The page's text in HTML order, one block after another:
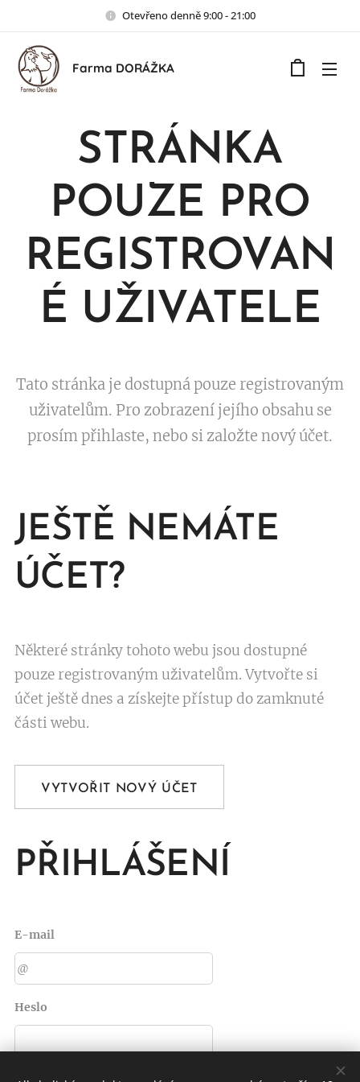
Otevřeno denně 9:00 - 21:00
Farma DORÁŽKA
STRÁNKA
POUZE PRO
REGISTROVAN
É UŽIVATELE
Tato stránka je dostupná pouze registrovaným
uživatelům. Pro zobrazení jejího obsahu se
prosím přihlaste, nebo si založte nový účet.
JEŠTĚ NEMÁTE
ÚČET?
Některé stránky tohoto webu jsou dostupné
pouze registrovaným uživatelům. Vytvořte si
účet ještě dnes a získejte přístup do zamknuté
části webu.
VYTVOŘIT NOVÝ ÚČET
PŘIHLÁŠENÍ
E-mail
Heslo